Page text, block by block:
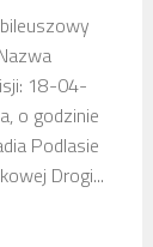
18-04-
o godzinie
Podlasie
Drogi...